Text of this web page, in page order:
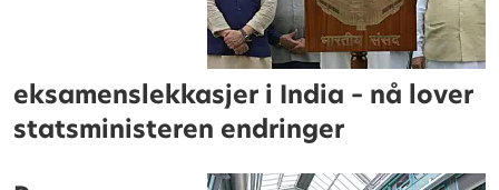
eksamenslekkasjer i India – nå lover
statsministeren endringer